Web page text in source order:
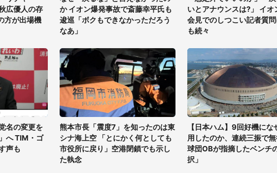
広優人の存
方が出場機
か イオン爆発事故で斎藤幸平氏も
逡巡「ボクもできなかっただろう
なあ」
いとアナウンスは?」 イオ
会見でのしつこい記者質
も続々
名の変更を
へ TIM・ゴ
声も
熊本市長「震度7」を知ったのは東
シナ海上空 「とにかく何としても
市役所に戻り」空港閉鎖でも示し
た執念
【日本ハム】9回好機にな
用したのか、連続三振で
球団OBが指摘したベンチ
択」